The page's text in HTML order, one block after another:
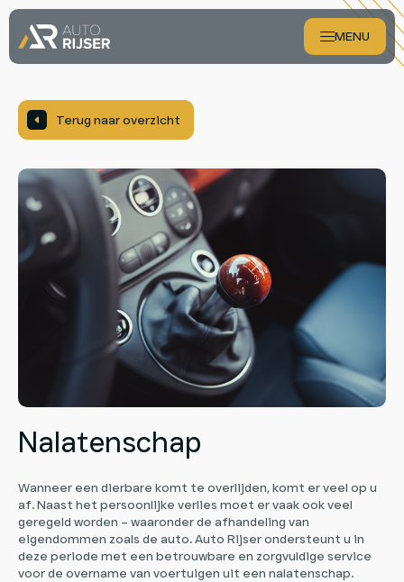
MENU
Aanbod
Over ons
Verkocht
. Terug naar overzicht
Nalatenschap
Wanneer een dierbare komt te overlijden, komt er veel op u
af. Naast het persoonlijke verlies moet er vaak ook veel
geregeld worden – waaronder de afhandeling van
eigendommen zoals de auto. Auto Rijser ondersteunt u in
deze periode met een betrouwbare en zorgvuldige service
voor de overname van voertuigen uit een nalatenschap.